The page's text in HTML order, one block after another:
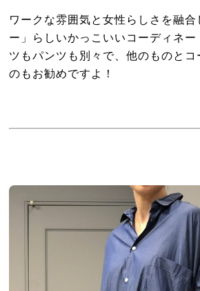
ワークな雰囲気と女性らしさを融合
ー」らしいかっこいいコーディネー
ツもパンツも別々で、他のものとコ
のもお勧めですよ！